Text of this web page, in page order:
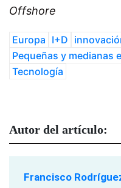
Offshore
Europa I+D
Pequeñas y medianas
Tecnología
Autor del artículo:
Francisco